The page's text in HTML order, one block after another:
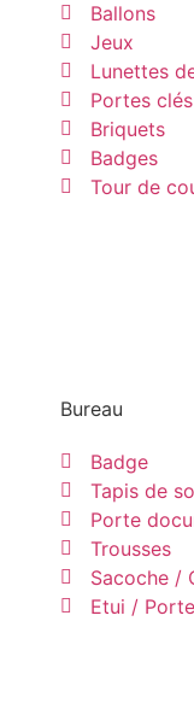
Ballons
Jeux
Lunettes
Portes clés
Briquets
Badges
Tour de
Bureau
Badge
Tapis de
Porte
Trousses
Sacoche /
Etui /